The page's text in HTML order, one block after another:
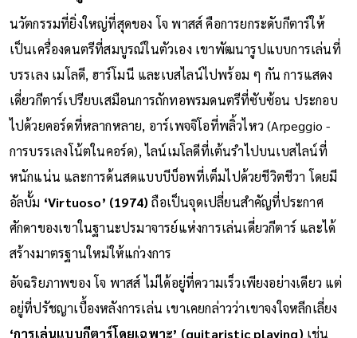
รูปแบบและนวัตกรรมทางดนตรี
นวัตกรรมที่ยิ่งใหญ่ที่สุดของ โจ พาสส์ คือการยกระดับกีตาร์ให้
เป็นเครื่องดนตรีที่สมบูรณ์ในตัวเอง เขาพัฒนารูปแบบการเล่นที่
บรรเลง เมโลดี, ฮาร์โมนี และเบสไลน์ไปพร้อม ๆ กัน การแสดง
เดี่ยวกีตาร์เปรียบเสมือนการถักทอพรมดนตรีที่ซับซ้อน ประกอบ
ไปด้วยคอร์ดที่หลากหลาย, อาร์เพจจิโอที่พลิ้วไหว (Arpeggio -
การบรรเลงโน้ตในคอร์ด), ไลน์เมโลดีที่เต้นรำไปบนเบสไลน์ที่
หนักแน่น และการด้นสดแบบบีบ็อพที่เต็มไปด้วยชีวิตชีวา โดยมี
อัลบั้ม‘Virtuoso’ (1974)ถือเป็นจุดเปลี่ยนสำคัญที่ประกาศ
ศักดาของเขาในฐานะปรมาจารย์แห่งการเล่นเดี่ยวกีตาร์ และได้
สร้างมาตรฐานใหม่ให้แก่วงการ
อัจฉริยภาพของ โจ พาสส์ ไม่ได้อยู่ที่ความเร็วเพียงอย่างเดียว แต่
อยู่ที่ปรัชญาเบื้องหลังการเล่น เขาเคยกล่าวว่าเขาจงใจหลีกเลี่ยง